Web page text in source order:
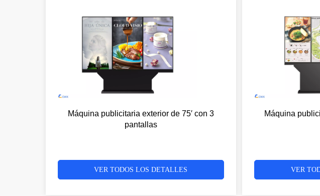
Máquina publicitaria exterior de 75′ con 3
pantallas
VER TODOS LOS DETALLES
Máquina
VER